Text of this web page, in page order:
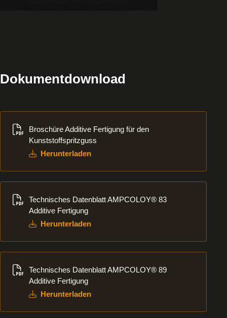
Dokumentdownload
Broschüre Additive Fertigung für den
Kunststoffspritzguss
Herunterladen
Technisches Datenblatt AMPCOLOY® 83
Additive Fertigung
Herunterladen
Technisches Datenblatt AMPCOLOY® 89
Additive Fertigung
Herunterladen